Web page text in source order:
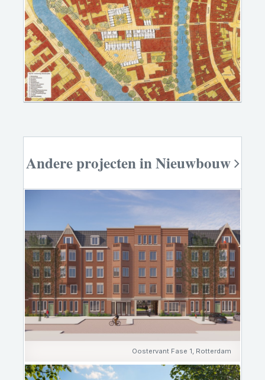
Andere projecten in Nieuwbouw
Oostervant Fase 1, Rotterdam